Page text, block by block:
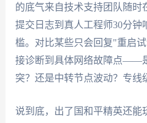
的底气来自技术支持团队随时
提交日志到真人工程师30分钟
槛。对比某些只会回复"重启
接诊断到具体网络故障点——
突？还是中转节点波动？专线
说到底，出了国和平精英还能